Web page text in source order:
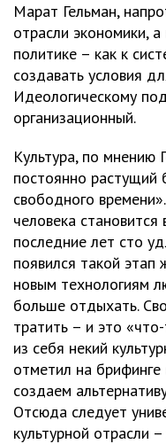
Марат Гельман,
отрасли экономики, а
политике – как к
создавать условия
Идеологическому
организационный.
Культура, по мнению
постоянно растущий
свободного
человека
последние лет сто
появился такой этап
новым технологиям
больше отдыхать.
тратить – и это
из себя некий
отметил на
создаем
Отсюда следует
культурной отрасли